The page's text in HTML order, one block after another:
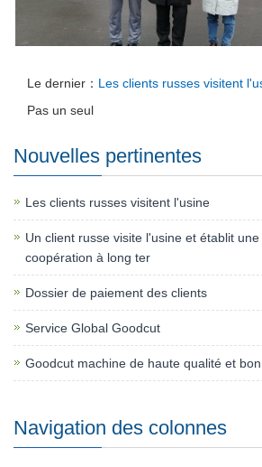
Le dernier： Les clients russes visitent
Pas un seul
Nouvelles pertinentes
Les clients russes visitent l'usine
Un client russe visite l'usine et établit
coopération à long ter
Dossier de paiement des clients
Service Global Goodcut
Goodcut machine de haute qualité et
Navigation des colonnes